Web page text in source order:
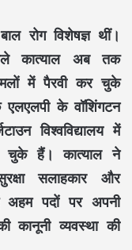
रोग विशेषज्ञ थीं।
कात्याल अब तक
में पैरवी कर चुके
के वॉशिंगटन
विश्वविद्यालय में
हैं। कात्याल ने
सलाहकार और
अहम पदों पर अपनी
कानूनी व्यवस्था की